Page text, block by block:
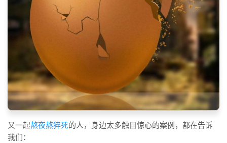
又一起熬夜熬猝死的人，身边太多触目惊心的案例，都在告诉
我们：